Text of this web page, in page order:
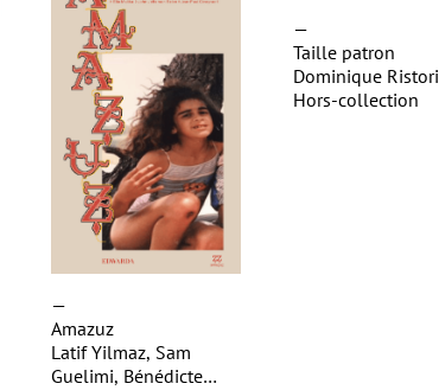
—
Amazuz
Latif Yilmaz, Sam
Guelimi, Bénédicte
—
Taille patron
Dominique Ristori
Hors-collection